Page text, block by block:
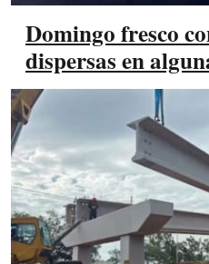
Domingo fresco
dispersas en